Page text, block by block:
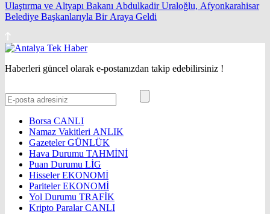
Ulaştırma ve Altyapı Bakanı Abdulkadir Uraloğlu, Afyonkarahisar
Belediye Başkanlarıyla Bir Araya Geldi
Haberleri güncel olarak e-postanızdan takip edebilirsiniz !
Borsa CANLI
Namaz Vakitleri ANLIK
GazetelerGÜNLÜK
Hava Durumu TAHMİNİ
Puan Durumu LİG
HisselerEKONOMİ
ParitelerEKONOMİ
Yol Durumu TRAFİK
Kripto ParalarCANLI